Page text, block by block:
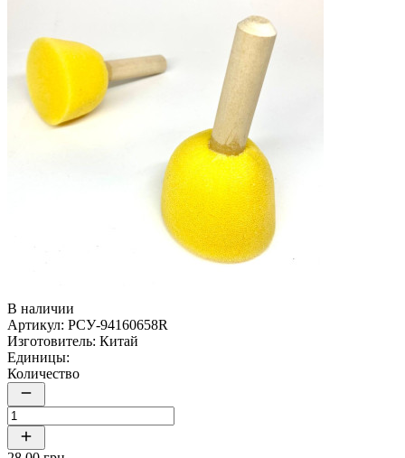
В наличии
Артикул: РСУ-94160658R
Изготовитель: Китай
Единицы:
Количество